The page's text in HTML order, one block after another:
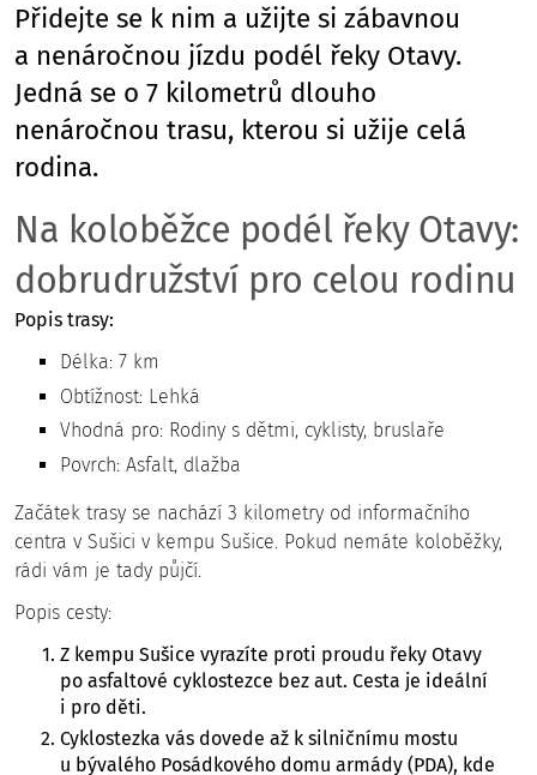
Přidejte se k nim a užijte si zábavnou
a nenáročnou jízdu podél řeky Otavy.
Jedná se o 7 kilometrů dlouho
nenáročnou trasu, kterou si užije celá
rodina.
Na koloběžce podél řeky Otavy:
dobrudružství pro celou rodinu
Popis trasy:
Délka: 7 km
Obtížnost: Lehká
Vhodná pro: Rodiny s dětmi, cyklisty, bruslaře
Povrch: Asfalt, dlažba
Začátek trasy se nachází 3 kilometry od informačního
centra v Sušici v kempu Sušice. Pokud nemáte koloběžky,
rádi vám je tady půjčí.
Popis cesty:
Z kempu Sušice vyrazíte proti proudu řeky Otavy
po asfaltové cyklostezce bez aut. Cesta je ideální
i pro děti.
Cyklostezka vás dovede až k silničnímu mostu
u bývalého Posádkového domu armády (PDA), kde